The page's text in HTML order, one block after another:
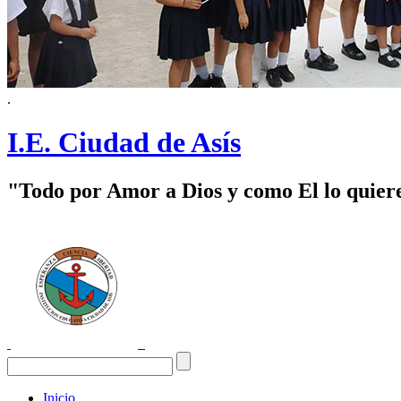
.
I.E. Ciudad de Asís
"Todo por Amor a Dios y como El lo
Inicio